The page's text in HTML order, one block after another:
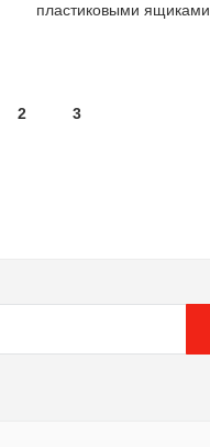
пластиковыми ящиками
2 3